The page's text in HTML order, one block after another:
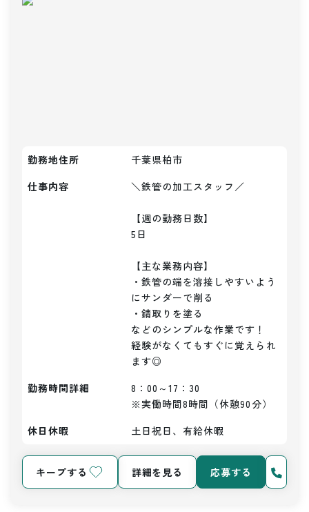
勤務地住所
千葉県柏市
仕事内容
＼鉄管の加工スタッフ／
【週の勤務日数】
5日
【主な業務内容】
・鉄管の端を溶接しやすいよう
にサンダーで削る
・錆取りを塗る
などのシンプルな作業です！
経験がなくてもすぐに覚えられ
ます◎
勤務時間詳細
8：00～17：30
※実働時間8時間（休憩90分）
休日休暇
土日祝日、有給休暇
キープする 詳細を見る 応募する